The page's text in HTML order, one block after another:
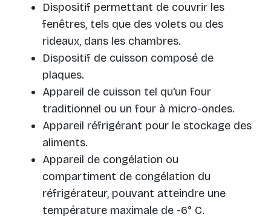
Dispositif permettant de couvrir les
fenêtres, tels que des volets ou des
rideaux, dans les chambres.
Dispositif de cuisson composé de
plaques.
Appareil de cuisson tel qu'un four
traditionnel ou un four à micro-ondes.
Appareil réfrigérant pour le stockage des
aliments.
Appareil de congélation ou
compartiment de congélation du
réfrigérateur, pouvant atteindre une
température maximale de -6° C.